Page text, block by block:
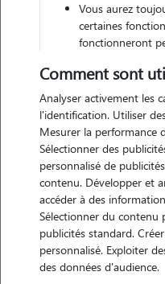
Motivation
ne pouvant pas avoir
immense bonheur de passer
moments de jeu et de
confiance et je serai ravie de
vos compagnons. je
les miens, en respectant
Vous aurez
certaines
fonctionneront
Comment sont
Analyser activement les
l'identification. Utiliser
Mesurer la performance
Sélectionner des
personnalisé de
contenu. Développer et
accéder à des
Sélectionner du contenu
publicités standard.
personnalisé. Exploiter
des données d'audience.